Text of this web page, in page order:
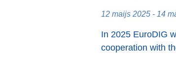
12 maijs 2025 - 14
In 2025 EuroDIG
cooperation with